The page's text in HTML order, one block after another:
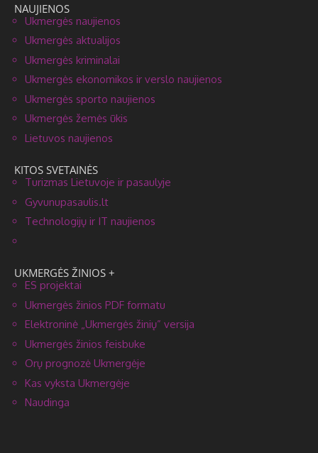
NAUJIENOS
Ukmergės naujienos
Ukmergės aktualijos
Ukmergės kriminalai
Ukmergės ekonomikos ir verslo naujienos
Ukmergės sporto naujienos
Ukmergės žemės ūkis
Lietuvos naujienos
KITOS SVETAINĖS
Turizmas Lietuvoje ir pasaulyje
Gyvunupasaulis.lt
Technologijų ir IT naujienos
UKMERGĖS ŽINIOS +
ES projektai
Ukmergės žinios PDF formatu
Elektroninė „Ukmergės žinių” versija
Ukmergės žinios feisbuke
Orų prognozė Ukmergėje
Kas vyksta Ukmergėje
Naudinga